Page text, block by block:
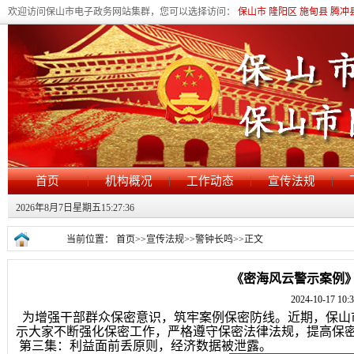
欢迎访问保山市电子政务网站集群，您可以选择访问： 保山市 隆阳区 施甸县 腾冲
首页 | 机构概况 | 工作动态 | 宣传法规 |
2026年8月7日星期五15:27:36
当前位置： 首页>>宣传法规>>警钟长鸣>>正文
《密海风云警示案例
2024-10-17
为增强干部群众保密意识，筑牢案例保密防线。近期，保
示大家不断强化保密工作，严格遵守保密法律法规，提高
第三集：利益面前丢原则，经济数据被泄露。